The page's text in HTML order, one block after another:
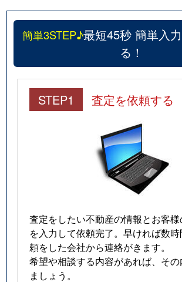
簡単3STEP♪最短45秒 簡単入
る！
STEP1 査定を依頼する
査定をしたい不動産の情報とお客
を入力して依頼完了。早ければ数
頼をした会社から連絡がきます。
希望や相談する内容があれば、その
ましょう。